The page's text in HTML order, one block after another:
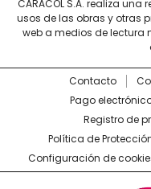
CARACOL S.A. realiza
usos de las obras y otras
web a medios de lectura
Contacto
Pago
Registro de
Política de
Configuración de